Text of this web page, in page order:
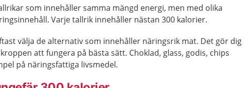
som innehåller samma mängd energi, men med olika
Varje tallrik innehåller nästan 300 kalorier.
välja de alternativ som innehåller näringsrik mat. Det gör dig
att fungera på bästa sätt. Choklad, glass, godis, chips
på näringsfattiga livsmedel.